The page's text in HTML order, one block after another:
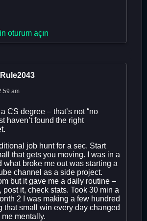
oturum açın
am
CS degree – that’s not “no
haven’t found the right
job hunt for a sec. Start
that gets you moving. I was in a
what broke me out was starting a
channel as a side project.
but it gave me a daily routine –
post it, check stats. Took 30 min a
2 I was making a few hundred
that small win every day changed
mentally.